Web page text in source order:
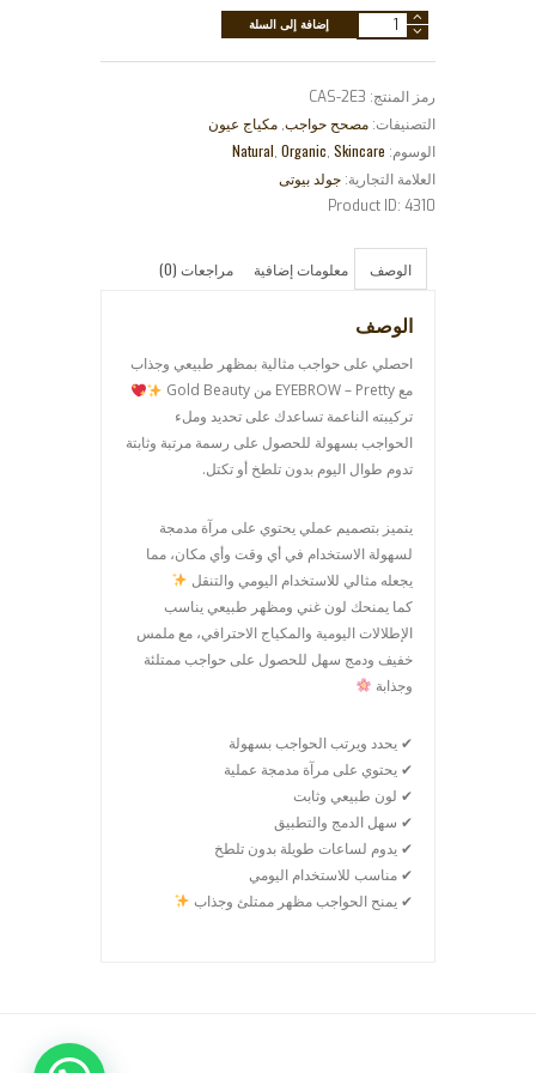
كمية
بودر
-
Queen
(Copy)
إضافة إلى السلة
رمز المنتج: CAS-2E3
التصنيفات: مصحح حواجب, مكياج عيون
الوسوم: Natural, Organic, Skincare
العلامة التجارية: جولد بيوتى
Product ID: 4310
الوصف معلومات إضافية مراجعات (0)
الوصف
احصلي على حواجب مثالية بمظهر طبيعي وجذاب
مع EYEBROW – Pretty من
Gold Beauty
تركيبته الناعمة تساعدك على تحديد وملء
الحواجب بسهولة للحصول على رسمة مرتبة وثابتة
تدوم طوال اليوم بدون تلطخ أو تكتل.
يتميز بتصميم عملي يحتوي على مرآة مدمجة
لسهولة الاستخدام في أي وقت وأي مكان، مما
يجعله مثالي للاستخدام اليومي والتنقل
كما يمنحك لون غني ومظهر طبيعي يناسب
الإطلالات اليومية والمكياج الاحترافي، مع ملمس
خفيف ودمج سهل للحصول على حواجب ممتلئة
وجذابة
✔ يحدد ويرتب الحواجب بسهولة
✔ يحتوي على مرآة مدمجة عملية
✔ لون طبيعي وثابت
✔ سهل الدمج والتطبيق
✔ يدوم لساعات طويلة بدون تلطخ
✔ مناسب للاستخدام اليومي
✔ يمنح الحواجب مظهر ممتلئ وجذاب